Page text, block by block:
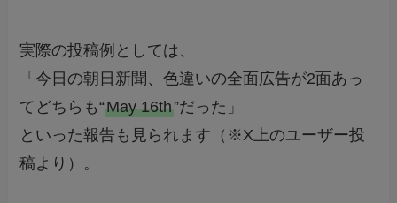
実際の投稿例としては、
「今日の朝日新聞、色違いの全面広告が2面あっ
てどちらも“May 16th”だった」
といった報告も見られます（※X上のユーザー投
稿より）。